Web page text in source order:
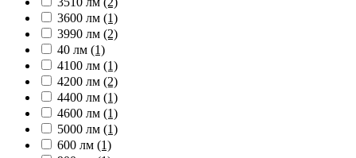
3600 лм (1)
3990 лм (2)
40 лм (1)
4100 лм (1)
4200 лм (2)
4400 лм (1)
4600 лм (1)
5000 лм (1)
600 лм (1)